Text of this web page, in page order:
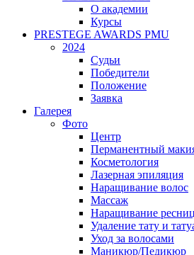
О академии
Курсы
PRESTEGE AWARDS PMU
2024
Судьи
Победители
Положение
Заявка
Галерея
Фото
Центр
Перманентный
Косметология
Лазерная эпиляция
Наращивание волос
Массаж
Наращивание ресниц
Удаление тату и
Уход за волосами
Маникюр/Педикюр